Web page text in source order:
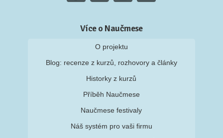
Více o Naučmese
O projektu
Blog: recenze z kurzů, rozhovory a články
Historky z kurzů
Příběh Naučmese
Naučmese festivaly
Náš systém pro vaši firmu